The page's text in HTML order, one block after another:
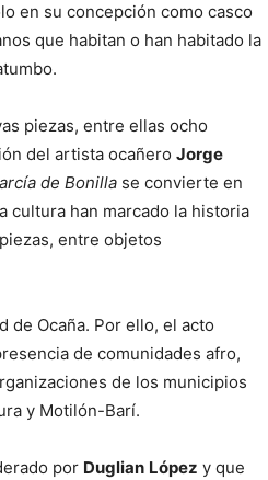
en su concepción como casco
que habitan o han habitado la
piezas, entre ellas ocho
del artista ocañero Jorge
de Bonilla se convierte en
cultura han marcado la historia
entre objetos
de Ocaña. Por ello, el acto
de comunidades afro,
de los municipios
y Motilón-Barí.
por Duglian López y que